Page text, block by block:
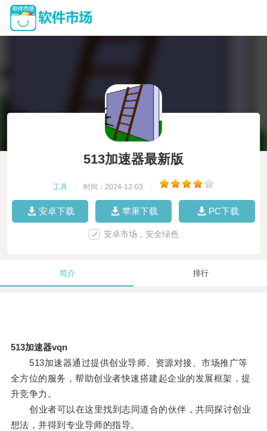
513加速器最新版
工具 时间：2024-12-03
安卓下载 苹果下载 PC下载
安卓市场，安全绿色
简介 排行
513加速器vqn
513加速器通过提供创业导师、资源对接、市场推广等
全方位的服务，帮助创业者快速搭建起企业的发展框架，提
升竞争力。
创业者可以在这里找到志同道合的伙伴，共同探讨创业
想法，并得到专业导师的指导。